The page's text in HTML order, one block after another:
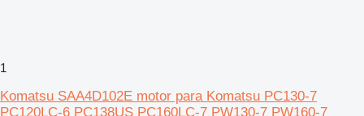
1
Komatsu SAA4D102E motor para Komatsu PC130-7
PC120LC-6 PC138US PC160LC-7 PW130-7 PW160-7